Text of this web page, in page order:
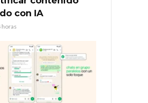
con IA
horas